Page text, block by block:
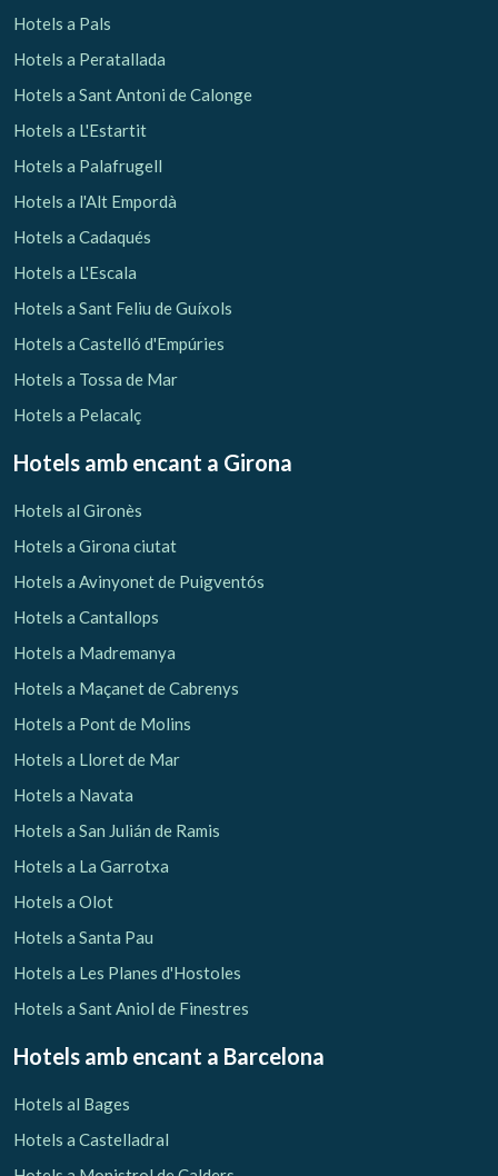
Hotels a Pals
Hotels a Peratallada
Hotels a Sant Antoni de Calonge
Hotels a L'Estartit
Hotels a Palafrugell
Hotels a l'Alt Empordà
Hotels a Cadaqués
Hotels a L'Escala
Hotels a Sant Feliu de Guíxols
Hotels a Castelló d'Empúries
Hotels a Tossa de Mar
Hotels a Pelacalç
Hotels amb encant a Girona
Hotels al Gironès
Hotels a Girona ciutat
Hotels a Avinyonet de Puigventós
Hotels a Cantallops
Hotels a Madremanya
Hotels a Maçanet de Cabrenys
Hotels a Pont de Molins
Hotels a Lloret de Mar
Hotels a Navata
Hotels a San Julián de Ramis
Hotels a La Garrotxa
Hotels a Olot
Hotels a Santa Pau
Hotels a Les Planes d'Hostoles
Hotels a Sant Aniol de Finestres
Hotels amb encant a Barcelona
Hotels al Bages
Hotels a Castelladral